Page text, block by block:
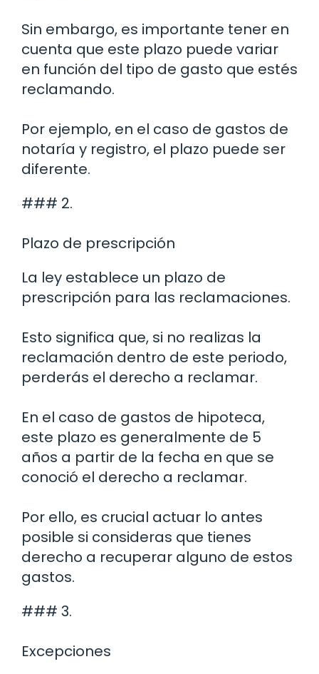
Sin embargo, es importante tener en
cuenta que este plazo puede variar
en función del tipo de gasto que estés
reclamando.
Por ejemplo, en el caso de gastos de
notaría y registro, el plazo puede ser
diferente.
### 2.
Plazo de prescripción
La ley establece un plazo de
prescripción para las reclamaciones.
Esto significa que, si no realizas la
reclamación dentro de este periodo,
perderás el derecho a reclamar.
En el caso de gastos de hipoteca,
este plazo es generalmente de 5
años a partir de la fecha en que se
conoció el derecho a reclamar.
Por ello, es crucial actuar lo antes
posible si consideras que tienes
derecho a recuperar alguno de estos
gastos.
### 3.
Excepciones